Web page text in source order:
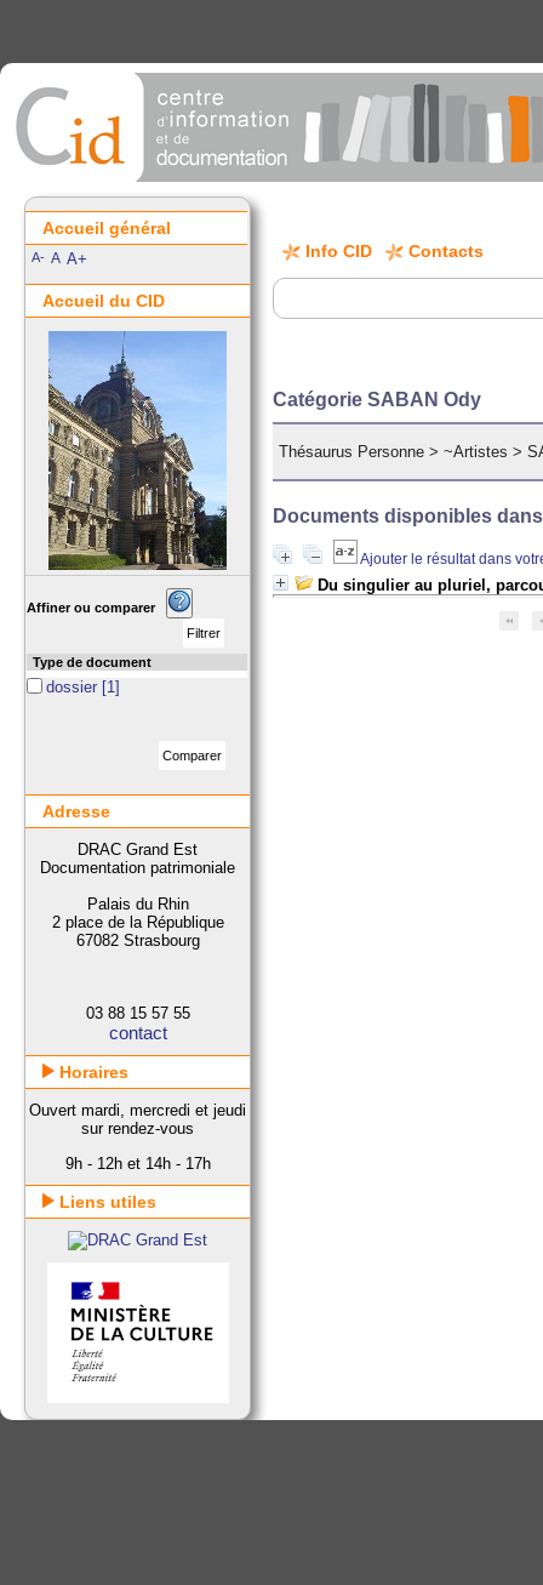
Info CID Contacts
Catégorie SABAN Ody
Thésaurus Personne >~Artistes >
Documents disponibles
Ajouter le résultat dans
Du singulier au pluriel,
Accueil général
A- A A+
Accueil du CID
Affiner ou comparer
Type de document
dossier [1]
Adresse
DRAC Grand Est
Documentation patrimoniale
Palais du Rhin
2 place de la République
67082 Strasbourg
03 88 15 57 55
contact
Horaires
Ouvert mardi, mercredi et jeudi
sur rendez-vous
9h - 12h et 14h - 17h
Liens utiles